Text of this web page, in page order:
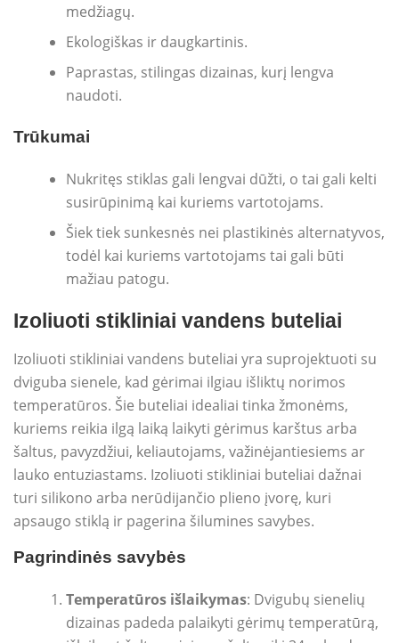
medžiagų.
Ekologiškas ir daugkartinis.
Paprastas, stilingas dizainas, kurį lengva
naudoti.
Trūkumai
Nukritęs stiklas gali lengvai dūžti, o tai gali kelti
susirūpinimą kai kuriems vartotojams.
Šiek tiek sunkesnės nei plastikinės alternatyvos,
todėl kai kuriems vartotojams tai gali būti
mažiau patogu.
Izoliuoti stikliniai vandens buteliai
Izoliuoti stikliniai vandens buteliai yra suprojektuoti su
dviguba sienele, kad gėrimai ilgiau išliktų norimos
temperatūros. Šie buteliai idealiai tinka žmonėms,
kuriems reikia ilgą laiką laikyti gėrimus karštus arba
šaltus, pavyzdžiui, keliautojams, važinėjantiesiems ar
lauko entuziastams. Izoliuoti stikliniai buteliai dažnai
turi silikono arba nerūdijančio plieno įvorę, kuri
apsaugo stiklą ir pagerina šilumines savybes.
Pagrindinės savybės
Temperatūros išlaikymas: Dvigubų sienelių
dizainas padeda palaikyti gėrimų temperatūrą,